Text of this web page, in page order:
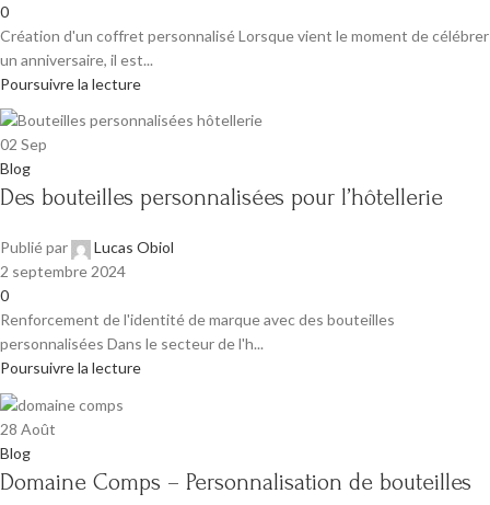
0
Création d'un coffret personnalisé Lorsque vient le moment de célébrer
un anniversaire, il est...
Poursuivre la lecture
02 Sep
Blog
Des bouteilles personnalisées pour l’hôtellerie
Publié par
Lucas Obiol
2 septembre 2024
0
Renforcement de l'identité de marque avec des bouteilles
personnalisées Dans le secteur de l'h...
Poursuivre la lecture
28 Août
Blog
Domaine Comps – Personnalisation de bouteilles